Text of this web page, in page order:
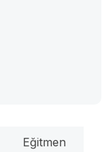
Eğitmen